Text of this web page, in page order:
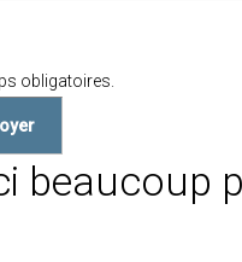
obligatoires.
beaucoup